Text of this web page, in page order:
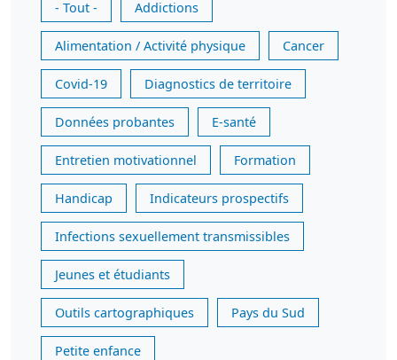
- Tout -
Addictions
Alimentation / Activité physique Cancer
Covid-19 Diagnostics de territoire
Données probantes E-santé
Entretien motivationnel Formation
Handicap Indicateurs prospectifs
Infections sexuellement transmissibles
Jeunes et étudiants
Outils cartographiques Pays du Sud
Petite enfance